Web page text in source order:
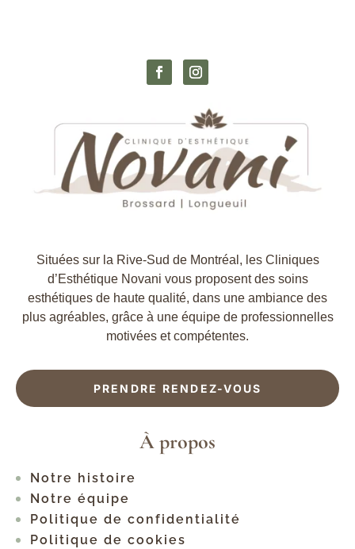
Situées sur la Rive-Sud de Montréal, les Cliniques
d’Esthétique Novani vous proposent des soins
esthétiques de haute qualité, dans une ambiance des
plus agréables, grâce à une équipe de professionnelles
motivées et compétentes.
PRENDRE RENDEZ-VOUS
À propos
Notre histoire
Notre équipe
Politique de confidentialité
Politique de cookies